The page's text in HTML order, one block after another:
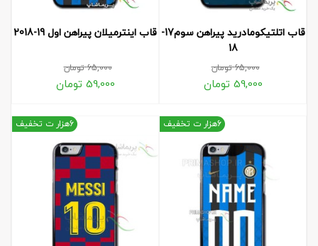
قاب اتلتیکومادرید پیراهن سوم17-
18
65,000تومان
59,000 تومان
قاب اینترمیلان پیراهن اول 19-2018
65,000تومان
59,000 تومان
6هزار ت تخفیف 6هزار ت تخفیف